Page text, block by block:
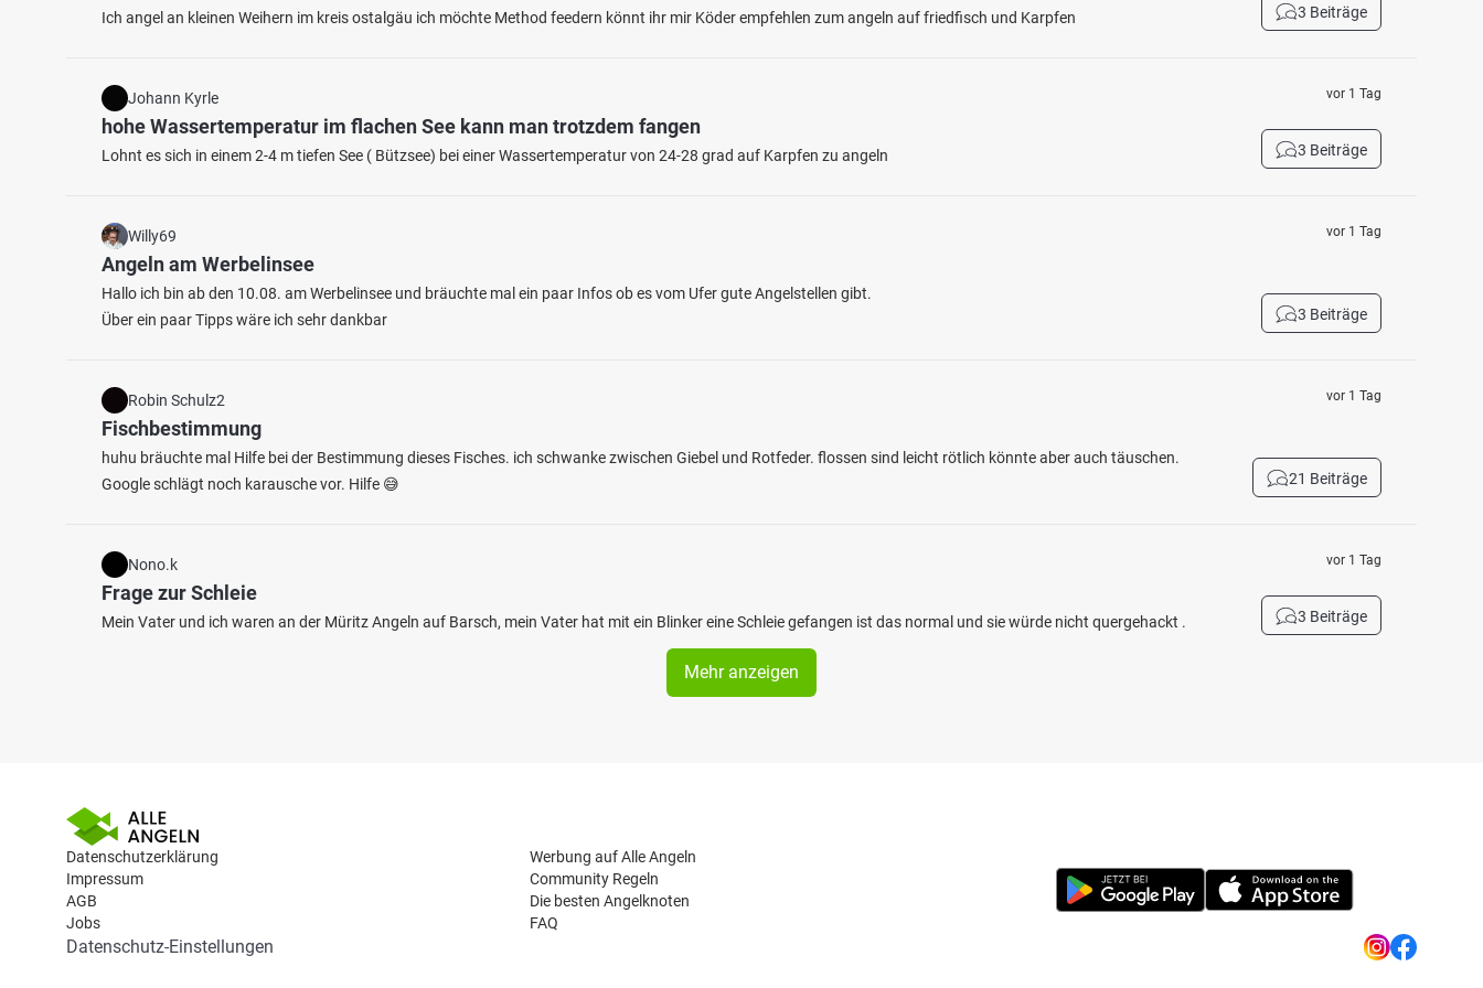
609
Moosweiher (Freiburg)
Fischarten: Flussbarsch, Karpfen, Hecht, Schleie,
Nonnenmattweiher
Ich angel an kleinen Weihern im kreis ostalgäu ich möchte Method feedern könnt ihr mir Köder empfehlen zum angeln auf friedfisch und Karpfen 3 Beiträge
Johann Kyrle
hohe Wassertemperatur im flachen See kann man trotzdem fangen
Lohnt es sich in einem 2-4 m tiefen See ( Bützsee) bei einer Wassertemperatur von 24-28 grad auf Karpfen zu angeln
vor 1 Tag
3 Beiträge
Willy69
Angeln am Werbelinsee
Hallo ich bin ab den 10.08. am Werbelinsee und bräuchte mal ein paar Infos ob es vom Ufer gute Angelstellen gibt.
Über ein paar Tipps wäre ich sehr dankbar
vor 1 Tag
3 Beiträge
Robin Schulz2
Fischbestimmung
huhu bräuchte mal Hilfe bei der Bestimmung dieses Fisches. ich schwanke zwischen Giebel und Rotfeder. flossen sind leicht rötlich könnte aber auch täuschen.
Google schlägt noch karausche vor. Hilfe 😅
vor 1 Tag
21 Beiträge
Nono.k
Frage zur Schleie
Mein Vater und ich waren an der Müritz Angeln auf Barsch, mein Vater hat mit ein Blinker eine Schleie gefangen ist das normal und sie würde nicht quergehackt .
vor 1 Tag
3 Beiträge
Mehr anzeigen
Datenschutzerklärung
Impressum
AGB
Jobs
Werbung auf Alle Angeln
Community Regeln
Die besten Angelknoten
FAQ
Datenschutz-Einstellungen